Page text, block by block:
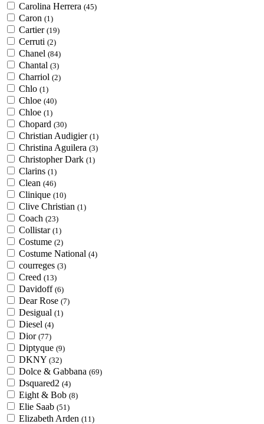
Carolina Herrera (45)
Caron (1)
Cartier (19)
Cerruti (2)
Chanel (84)
Chantal (3)
Charriol (2)
Chlo (1)
Chloe (40)
Chloe (1)
Chopard (30)
Christian Audigier (1)
Christina Aguilera (3)
Christopher Dark (1)
Clarins (1)
Clean (46)
Clinique (10)
Clive Christian (1)
Coach (23)
Collistar (1)
Costume (2)
Costume National (4)
courreges (3)
Creed (13)
Davidoff (6)
Dear Rose (7)
Desigual (1)
Diesel (4)
Dior (77)
Diptyque (9)
DKNY (32)
Dolce & Gabbana (69)
Dsquared2 (4)
Eight & Bob (8)
Elie Saab (51)
Elizabeth Arden (11)